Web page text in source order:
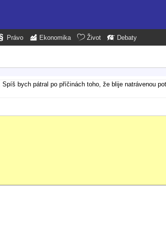
Právo Ekonomika Život Debaty
bych pátral po příčinách toho, že blije natrávenou